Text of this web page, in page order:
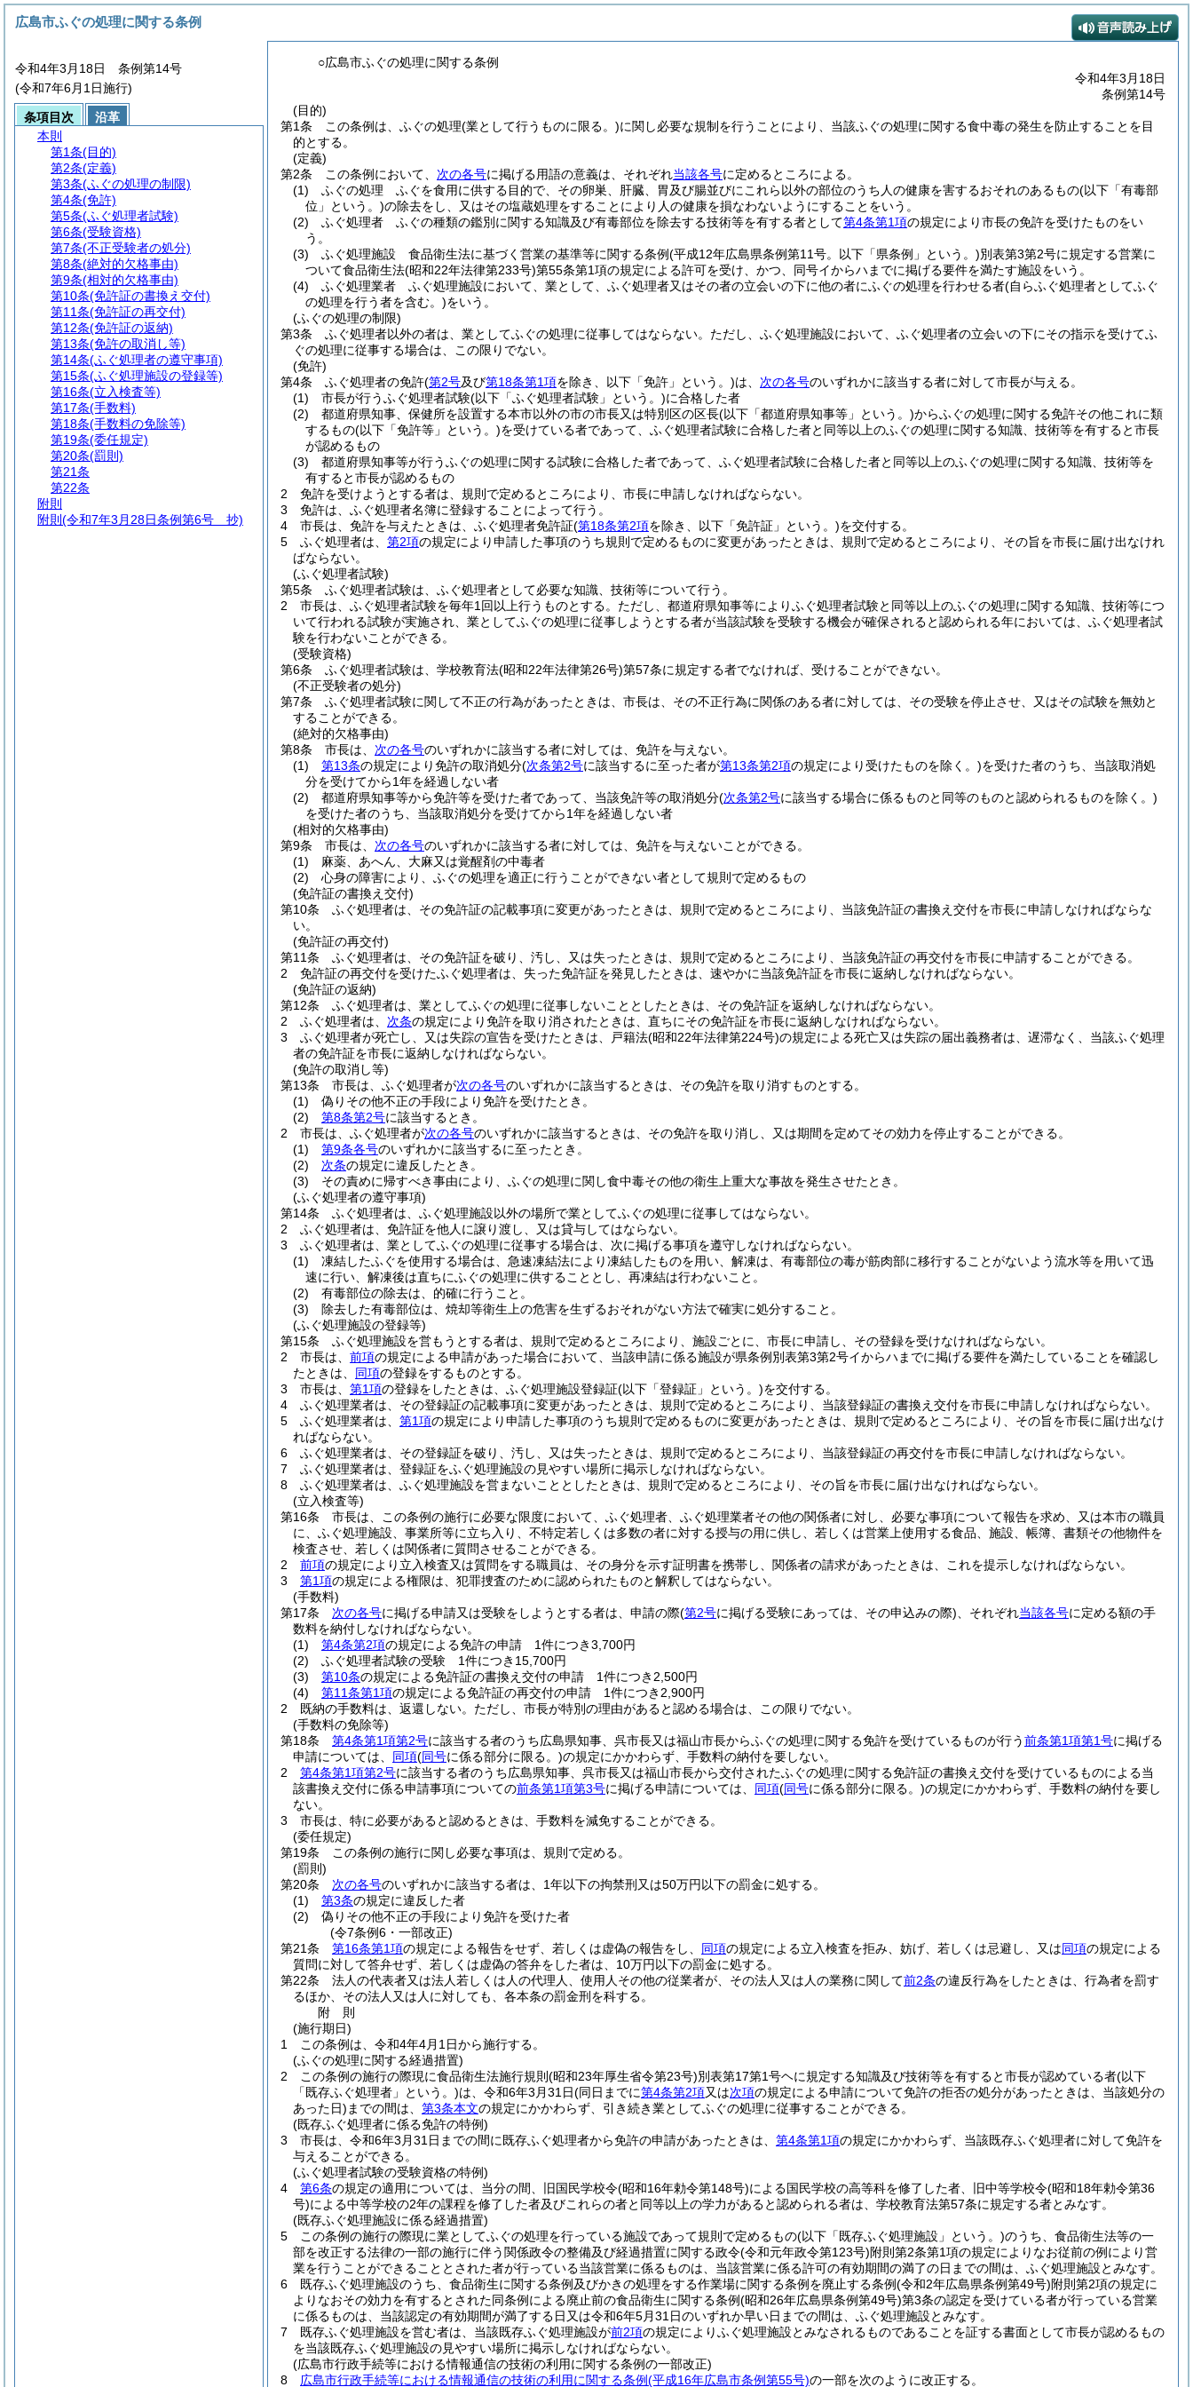
○広島市ふぐの処理に関する条例
令和4年3月18日
条例第14号
(目的)
第1条
この条例は、ふぐの処理(業として行うものに限る。)に関し必要な規制を行うことにより、当該ふぐの処理に関する食中毒の発生を防止することを目
的とする。
(定義)
第2条
この条例において、 次の各号に掲げる用語の意義は、それぞれ当該各号に定めるところによる。
(1)
ふぐの処理 ふぐを食用に供する目的で、その卵巣、肝臓、胃及び腸並びにこれら以外の部位のうち人の健康を害するおそれのあるもの(以下「有毒部
位」という。)の除去をし、又はその塩蔵処理をすることにより人の健康を損なわないようにすることをいう。
(2)
ふぐ処理者 ふぐの種類の鑑別に関する知識及び有毒部位を除去する技術等を有する者として第4条第1項の規定により市長の免許を受けたものをい
う。
(3)
ふぐ処理施設 食品衛生法に基づく営業の基準等に関する条例(平成12年広島県条例第11号。以下「県条例」という。)別表第3第2号に規定する営業に
ついて食品衛生法(昭和22年法律第233号)第55条第1項の規定による許可を受け、かつ、同号イからハまでに掲げる要件を満たす施設をいう。
(4)
ふぐ処理業者 ふぐ処理施設において、業として、ふぐ処理者又はその者の立会いの下に他の者にふぐの処理を行わせる者(自らふぐ処理者としてふぐ
の処理を行う者を含む。)をいう。
(ふぐの処理の制限)
第3条
ふぐ処理者以外の者は、業としてふぐの処理に従事してはならない。 ただし、ふぐ処理施設において、ふぐ処理者の立会いの下にその指示を受けてふ
ぐの処理に従事する場合は、この限りでない。
(免許)
第4条
ふぐ処理者の免許(第2号及び第18条第1項を除き、以下「免許」という。)は、 次の各号のいずれかに該当する者に対して市長が与える。
(1)
市長が行うふぐ処理者試験(以下「ふぐ処理者試験」という。)に合格した者
(2)
都道府県知事、保健所を設置する本市以外の市の市長又は特別区の区長(以下「都道府県知事等」という。)からふぐの処理に関する免許その他これに類
するもの(以下「免許等」という。)を受けている者であって、ふぐ処理者試験に合格した者と同等以上のふぐの処理に関する知識、技術等を有すると市長
が認めるもの
(3)
都道府県知事等が行うふぐの処理に関する試験に合格した者であって、ふぐ処理者試験に合格した者と同等以上のふぐの処理に関する知識、技術等を
有すると市長が認めるもの
2
免許を受けようとする者は、規則で定めるところにより、市長に申請しなければならない。
3
免許は、ふぐ処理者名簿に登録することによって行う。
4
市長は、免許を与えたときは、ふぐ処理者免許証(第18条第2項を除き、以下「免許証」という。)を交付する。
5
ふぐ処理者は、 第2項の規定により申請した事項のうち規則で定めるものに変更があったときは、規則で定めるところにより、その旨を市長に届け出なけれ
ばならない。
(ふぐ処理者試験)
第5条
ふぐ処理者試験は、ふぐ処理者として必要な知識、技術等について行う。
2
市長は、ふぐ処理者試験を毎年1回以上行うものとする。 ただし、都道府県知事等によりふぐ処理者試験と同等以上のふぐの処理に関する知識、技術等につ
いて行われる試験が実施され、業としてふぐの処理に従事しようとする者が当該試験を受験する機会が確保されると認められる年においては、ふぐ処理者試
験を行わないことができる。
(受験資格)
第6条
ふぐ処理者試験は、学校教育法(昭和22年法律第26号)第57条に規定する者でなければ、受けることができない。
(不正受験者の処分)
第7条
ふぐ処理者試験に関して不正の行為があったときは、市長は、その不正行為に関係のある者に対しては、その受験を停止させ、又はその試験を無効と
することができる。
(絶対的欠格事由)
第8条
市長は、 次の各号のいずれかに該当する者に対しては、免許を与えない。
(1)
第13条の規定により免許の取消処分(次条第2号に該当するに至った者が第13条第2項の規定により受けたものを除く。)を受けた者のうち、当該取消処
分を受けてから1年を経過しない者
(2)
都道府県知事等から免許等を受けた者であって、当該免許等の取消処分(次条第2号に該当する場合に係るものと同等のものと認められるものを除く。)
を受けた者のうち、当該取消処分を受けてから1年を経過しない者
(相対的欠格事由)
第9条
市長は、 次の各号のいずれかに該当する者に対しては、免許を与えないことができる。
(1)
麻薬、あへん、大麻又は覚醒剤の中毒者
(2)
心身の障害により、ふぐの処理を適正に行うことができない者として規則で定めるもの
(免許証の書換え交付)
第10条
ふぐ処理者は、その免許証の記載事項に変更があったときは、規則で定めるところにより、当該免許証の書換え交付を市長に申請しなければならな
い。
(免許証の再交付)
第11条
ふぐ処理者は、その免許証を破り、汚し、又は失ったときは、規則で定めるところにより、当該免許証の再交付を市長に申請することができる。
2
免許証の再交付を受けたふぐ処理者は、失った免許証を発見したときは、速やかに当該免許証を市長に返納しなければならない。
(免許証の返納)
第12条
ふぐ処理者は、業としてふぐの処理に従事しないこととしたときは、その免許証を返納しなければならない。
2
ふぐ処理者は、 次条の規定により免許を取り消されたときは、直ちにその免許証を市長に返納しなければならない。
3
ふぐ処理者が死亡し、又は失踪の宣告を受けたときは、戸籍法(昭和22年法律第224号)の規定による死亡又は失踪の届出義務者は、遅滞なく、当該ふぐ処理
者の免許証を市長に返納しなければならない。
(免許の取消し等)
第13条
市長は、ふぐ処理者が次の各号のいずれかに該当するときは、その免許を取り消すものとする。
(1)
偽りその他不正の手段により免許を受けたとき。
(2)
第8条第2号に該当するとき。
2
市長は、ふぐ処理者が次の各号のいずれかに該当するときは、その免許を取り消し、又は期間を定めてその効力を停止することができる。
(1)
第9条各号のいずれかに該当するに至ったとき。
(2)
次条の規定に違反したとき。
(3)
その責めに帰すべき事由により、ふぐの処理に関し食中毒その他の衛生上重大な事故を発生させたとき。
(ふぐ処理者の遵守事項)
第14条
ふぐ処理者は、ふぐ処理施設以外の場所で業としてふぐの処理に従事してはならない。
2
ふぐ処理者は、免許証を他人に譲り渡し、又は貸与してはならない。
3
ふぐ処理者は、業としてふぐの処理に従事する場合は、次に掲げる事項を遵守しなければならない。
(1)
凍結したふぐを使用する場合は、急速凍結法により凍結したものを用い、解凍は、有毒部位の毒が筋肉部に移行することがないよう流水等を用いて迅
速に行い、解凍後は直ちにふぐの処理に供することとし、再凍結は行わないこと。
(2)
有毒部位の除去は、的確に行うこと。
(3)
除去した有毒部位は、焼却等衛生上の危害を生ずるおそれがない方法で確実に処分すること。
(ふぐ処理施設の登録等)
第15条
ふぐ処理施設を営もうとする者は、規則で定めるところにより、施設ごとに、市長に申請し、その登録を受けなければならない。
2
市長は、 前項の規定による申請があった場合において、当該申請に係る施設が県条例別表第3第2号イからハまでに掲げる要件を満たしていることを確認し
たときは、 同項の登録をするものとする。
3
市長は、 第1項の登録をしたときは、ふぐ処理施設登録証(以下「登録証」という。)を交付する。
4
ふぐ処理業者は、その登録証の記載事項に変更があったときは、規則で定めるところにより、当該登録証の書換え交付を市長に申請しなければならない。
5
ふぐ処理業者は、 第1項の規定により申請した事項のうち規則で定めるものに変更があったときは、規則で定めるところにより、その旨を市長に届け出なけ
ればならない。
6
ふぐ処理業者は、その登録証を破り、汚し、又は失ったときは、規則で定めるところにより、当該登録証の再交付を市長に申請しなければならない。
7
ふぐ処理業者は、登録証をふぐ処理施設の見やすい場所に掲示しなければならない。
8
ふぐ処理業者は、ふぐ処理施設を営まないこととしたときは、規則で定めるところにより、その旨を市長に届け出なければならない。
(立入検査等)
第16条
市長は、この条例の施行に必要な限度において、ふぐ処理者、ふぐ処理業者その他の関係者に対し、必要な事項について報告を求め、又は本市の職員
に、ふぐ処理施設、事業所等に立ち入り、不特定若しくは多数の者に対する授与の用に供し、若しくは営業上使用する食品、施設、帳簿、書類その他物件を
検査させ、若しくは関係者に質問させることができる。
2
前項の規定により立入検査又は質問をする職員は、その身分を示す証明書を携帯し、関係者の請求があったときは、これを提示しなければならない。
3
第1項の規定による権限は、犯罪捜査のために認められたものと解釈してはならない。
(手数料)
第17条
次の各号に掲げる申請又は受験をしようとする者は、申請の際(第2号に掲げる受験にあっては、その申込みの際) 、それぞれ当該各号に定める額の手
数料を納付しなければならない。
(1)
第4条第2項の規定による免許の申請 1件につき3,700円
(2)
ふぐ処理者試験の受験 1件につき15,700円
(3)
第10条の規定による免許証の書換え交付の申請 1件につき2,500円
(4)
第11条第1項の規定による免許証の再交付の申請 1件につき2,900円
2
既納の手数料は、返還しない。 ただし、市長が特別の理由があると認める場合は、この限りでない。
(手数料の免除等)
第18条
第4条第1項第2号に該当する者のうち広島県知事、呉市長又は福山市長からふぐの処理に関する免許を受けているものが行う前条第1項第1号に掲げる
申請については、 同項(同号に係る部分に限る。)の規定にかかわらず、手数料の納付を要しない。
2
第4条第1項第2号に該当する者のうち広島県知事、呉市長又は福山市長から交付されたふぐの処理に関する免許証の書換え交付を受けているものによる当
該書換え交付に係る申請事項についての前条第1項第3号に掲げる申請については、 同項(同号に係る部分に限る。)の規定にかかわらず、手数料の納付を要し
ない。
3
市長は、特に必要があると認めるときは、手数料を減免することができる。
(委任規定)
第19条
この条例の施行に関し必要な事項は、規則で定める。
(罰則)
第20条
次の各号のいずれかに該当する者は、1年以下の拘禁刑又は50万円以下の罰金に処する。
(1)
第3条の規定に違反した者
(2)
偽りその他不正の手段により免許を受けた者
(令7条例6・一部改正)
第21条
第16条第1項の規定による報告をせず、若しくは虚偽の報告をし、 同項の規定による立入検査を拒み、妨げ、若しくは忌避し、又は同項の規定による
質問に対して答弁せず、若しくは虚偽の答弁をした者は、10万円以下の罰金に処する。
第22条
法人の代表者又は法人若しくは人の代理人、使用人その他の従業者が、その法人又は人の業務に関して前2条の違反行為をしたときは、行為者を罰す
るほか、その法人又は人に対しても、各本条の罰金刑を科する。
附 則
(施行期日)
1
この条例は、令和4年4月1日から施行する。
(ふぐの処理に関する経過措置)
2
この条例の施行の際現に食品衛生法施行規則 (昭和23年厚生省令第23号)別表第17第1号ヘに規定する知識及び技術等を有すると市長が認めている者(以下
「既存ふぐ処理者」という。)は、令和6年3月31日(同日までに第4条第2項又は次項の規定による申請について免許の拒否の処分があったときは、当該処分の
あった日) までの間は、 第3条本文の規定にかかわらず、引き続き業としてふぐの処理に従事することができる。
(既存ふぐ処理者に係る免許の特例)
3
市長は、令和6年3月31日までの間に既存ふぐ処理者から免許の申請があったときは、 第4条第1項の規定にかかわらず、当該既存ふぐ処理者に対して免許を
与えることができる。
(ふぐ処理者試験の受験資格の特例)
4
第6条の規定の適用については、当分の間、旧国民学校令(昭和16年勅令第148号)による国民学校の高等科を修了した者、旧中等学校令(昭和18年勅令第36
号)による中等学校の2年の課程を修了した者及びこれらの者と同等以上の学力があると認められる者は、学校教育法第57条に規定する者とみなす。
(既存ふぐ処理施設に係る経過措置)
5
この条例の施行の際現に業としてふぐの処理を行っている施設であって規則で定めるもの(以下「既存ふぐ処理施設」という。)のうち、食品衛生法等の一
部を改正する法律の一部の施行に伴う関係政令の整備及び経過措置に関する政令(令和元年政令第123号)附則第2条第1項の規定によりなお従前の例により営
業を行うことができることとされた者が行っている当該営業に係るものは、当該営業に係る許可の有効期間の満了の日までの間は、ふぐ処理施設とみなす。
6
既存ふぐ処理施設のうち、食品衛生に関する条例及びかきの処理をする作業場に関する条例を廃止する条例(令和2年広島県条例第49号)附則第2項の規定に
よりなおその効力を有するとされた同条例による廃止前の食品衛生に関する条例(昭和26年広島県条例第49号)第3条の認定を受けている者が行っている営業
に係るものは、当該認定の有効期間が満了する日又は令和6年5月31日のいずれか早い日までの間は、ふぐ処理施設とみなす。
7
既存ふぐ処理施設を営む者は、当該既存ふぐ処理施設が前2項の規定によりふぐ処理施設とみなされるものであることを証する書面として市長が認めるもの
を当該既存ふぐ処理施設の見やすい場所に掲示しなければならない。
(広島市行政手続等における情報通信の技術の利用に関する条例の一部改正)
8
広島市行政手続等における情報通信の技術の利用に関する条例(平成16年広島市条例第55号)の一部を次のように改正する。
広島市ふぐの処理に関する条例
令和4年3月18日 条例第14号
(令和7年6月1日施行)
条項目次
沿革
本則
第1条(目的)
第2条(定義)
第3条(ふぐの処理の制限)
第4条(免許)
第5条(ふぐ処理者試験)
第6条(受験資格)
第7条(不正受験者の処分)
第8条(絶対的欠格事由)
第9条(相対的欠格事由)
第10条(免許証の書換え交付)
第11条(免許証の再交付)
第12条(免許証の返納)
第13条(免許の取消し等)
第14条(ふぐ処理者の遵守事項)
第15条(ふぐ処理施設の登録等)
第16条(立入検査等)
第17条(手数料)
第18条(手数料の免除等)
第19条(委任規定)
第20条(罰則)
第21条
第22条
附則
附則 (令和7年3月28日条例第6号 抄)